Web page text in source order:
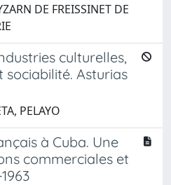
DE FREISSINET DE
culturelles,
sociabilité. Asturias
PELAYO
à Cuba. Une
commerciales et